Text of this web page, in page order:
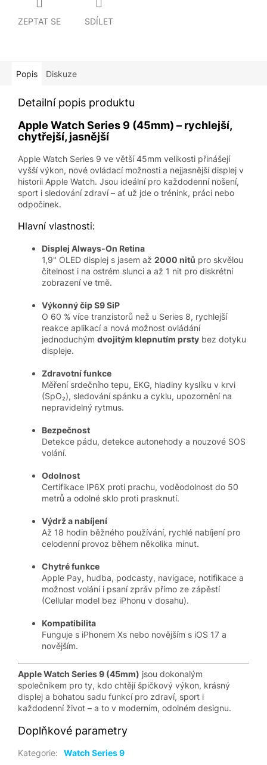
ZEPTAT SE SDÍLET
Popis Diskuze
Detailní popis produktu
Apple Watch Series 9 (45mm) – rychlejší,
chytřejší, jasnější
Apple Watch Series 9 ve větší 45mm velikosti přinášejí
vyšší výkon, nové ovládací možnosti a nejjasnější displej v
historii Apple Watch. Jsou ideální pro každodenní nošení,
sport i sledování zdraví – ať už jde o trénink, práci nebo
odpočinek.
Hlavní vlastnosti:
Displej Always-On Retina
1,9" OLED displej s jasem až 2000 nitů pro skvělou
čitelnost i na ostrém slunci a až 1 nit pro diskrétní
zobrazení ve tmě.
Výkonný čip S9 SiP
O 60 % více tranzistorů než u Series 8, rychlejší
reakce aplikací a nová možnost ovládání
jednoduchým dvojitým klepnutím prsty bez dotyku
displeje.
Zdravotní funkce
Měření srdečního tepu, EKG, hladiny kyslíku v krvi
(SpO₂), sledování spánku a cyklu, upozornění na
nepravidelný rytmus.
Bezpečnost
Detekce pádu, detekce autonehody a nouzové SOS
volání.
Odolnost
Certifikace IP6X proti prachu, voděodolnost do 50
metrů a odolné sklo proti prasknutí.
Výdrž a nabíjení
Až 18 hodin běžného používání, rychlé nabíjení pro
celodenní provoz během několika minut.
Chytré funkce
Apple Pay, hudba, podcasty, navigace, notifikace a
možnost volání i psaní zpráv přímo ze zápěstí
(Cellular model bez iPhonu v dosahu).
Kompatibilita
Funguje s iPhonem Xs nebo novějším s iOS 17 a
novějším.
Apple Watch Series 9 (45mm) jsou dokonalým
společníkem pro ty, kdo chtějí špičkový výkon, krásný
displej a bohatou sadu funkcí pro zdraví, sport i
každodenní život – a to v moderním, odolném designu.
Doplňkové parametry
Kategorie:
Watch Series 9